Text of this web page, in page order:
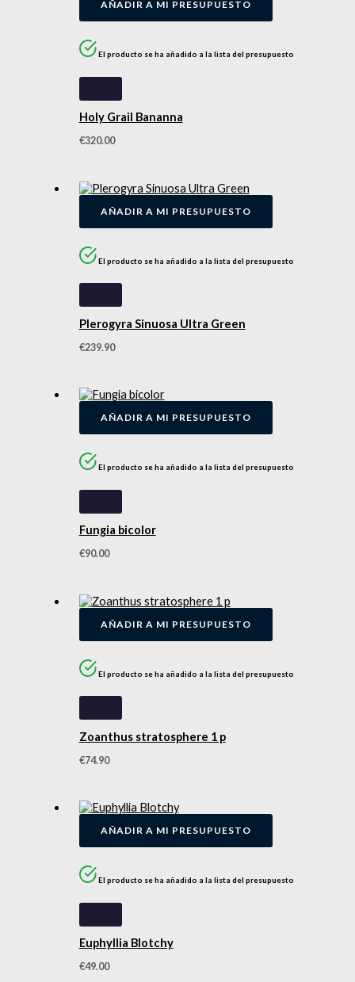
AÑADIR A MI PRESUPUESTO
El producto se ha añadido a la lista del presupuesto
Holy Grail Bananna
€320.00
AÑADIR A MI PRESUPUESTO
El producto se ha añadido a la lista del presupuesto
Plerogyra Sinuosa Ultra Green
€239.90
AÑADIR A MI PRESUPUESTO
El producto se ha añadido a la lista del presupuesto
Fungia bicolor
€90.00
AÑADIR A MI PRESUPUESTO
El producto se ha añadido a la lista del presupuesto
Zoanthus stratosphere 1 p
€74.90
AÑADIR A MI PRESUPUESTO
El producto se ha añadido a la lista del presupuesto
Euphyllia Blotchy
€49.00